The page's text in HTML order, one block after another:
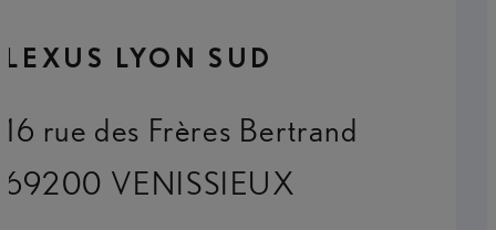
LEXUS LYON SUD
16 rue des Frères Bertrand
69200 VENISSIEUX